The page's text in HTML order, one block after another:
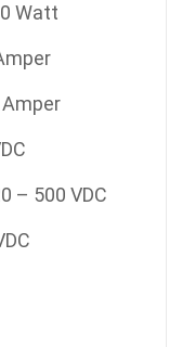
Watt
– 500 VDC